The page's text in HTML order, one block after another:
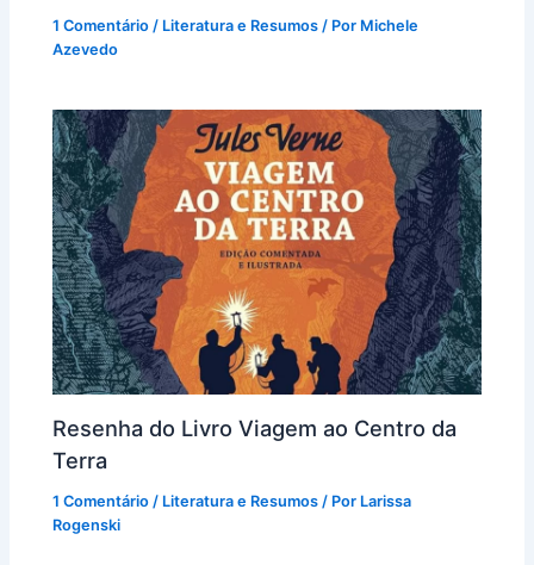
1 Comentário / Literatura e Resumos / Por Michele
Azevedo
Resenha do Livro Viagem ao Centro da
Terra
1 Comentário / Literatura e Resumos / Por Larissa
Rogenski